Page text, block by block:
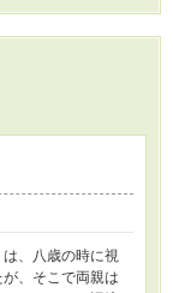
、八歳の時に視
、そこで両親は